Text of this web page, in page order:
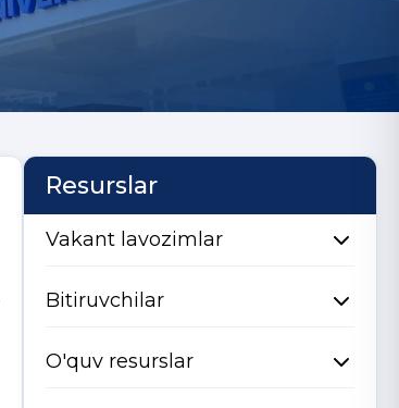
Resurslar
Vakant lavozimlar
Bitiruvchilar
O'quv resurslar